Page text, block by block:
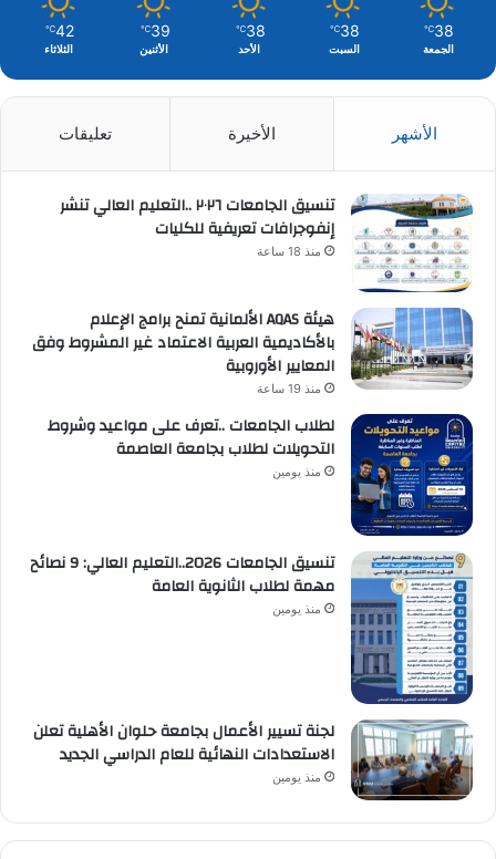
38
℃
الجمعة
38
℃
السبت
38
℃
الأحد
39
℃
الأثنين
42
℃
الثلاثاء
الأشهر الأخيرة تعليقات
تنسيق الجامعات ٢٠٢٦ ..التعليم العالي تنشر
إنفوجرافات تعريفية للكليات
منذ 18 ساعة
هيئة AQAS الألمانية تمنح برامج الإعلام
بالأكاديمية العربية الاعتماد غير المشروط وفق
المعايير الأوروبية
منذ 19 ساعة
لطلاب الجامعات ..تعرف على مواعيد وشروط
التحويلات لطلاب بجامعة العاصمة
منذ يومين
تنسيق الجامعات 2026..التعليم العالي: 9 نصائح
مهمة لطلاب الثانوية العامة
منذ يومين
لجنة تسيير الأعمال بجامعة حلوان الأهلية تعلن
الاستعدادات النهائية للعام الدراسي الجديد
منذ يومين